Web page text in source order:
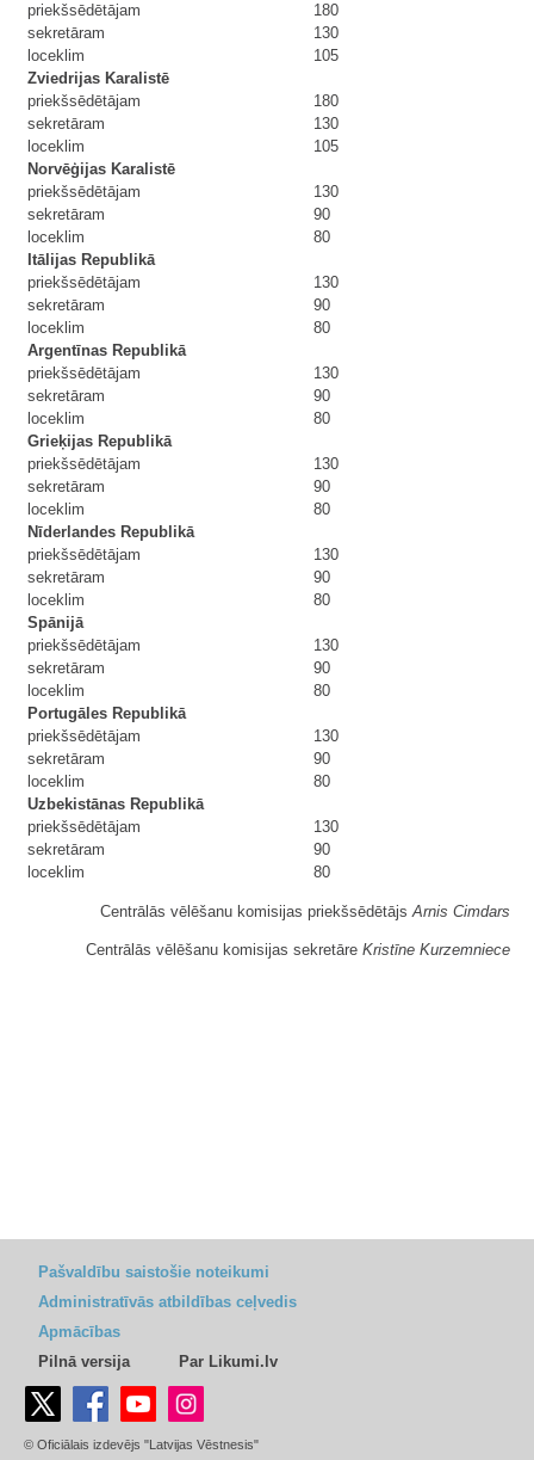
priekšsēdētājam
180
sekretāram
130
loceklim
105
Zviedrijas Karalistē
priekšsēdētājam
180
sekretāram
130
loceklim
105
Norvēģijas Karalistē
priekšsēdētājam
130
sekretāram
90
loceklim
80
Itālijas Republikā
priekšsēdētājam
130
sekretāram
90
loceklim
80
Argentīnas Republikā
priekšsēdētājam
130
sekretāram
90
loceklim
80
Grieķijas Republikā
priekšsēdētājam
130
sekretāram
90
loceklim
80
Nīderlandes Republikā
priekšsēdētājam
130
sekretāram
90
loceklim
80
Spānijā
priekšsēdētājam
130
sekretāram
90
loceklim
80
Portugāles Republikā
priekšsēdētājam
130
sekretāram
90
loceklim
80
Uzbekistānas Republikā
priekšsēdētājam
130
sekretāram
90
loceklim
80
Centrālās vēlēšanu komisijas priekšsēdētājsArnis Cimdars
Centrālās vēlēšanu komisijas sekretāre Kristīne Kurzemniece
Pašvaldību saistošie noteikumi
Administratīvās atbildības ceļvedis
Apmācības
Pilnā versija
Par Likumi.lv
© Oficiālais izdevējs "Latvijas Vēstnesis"